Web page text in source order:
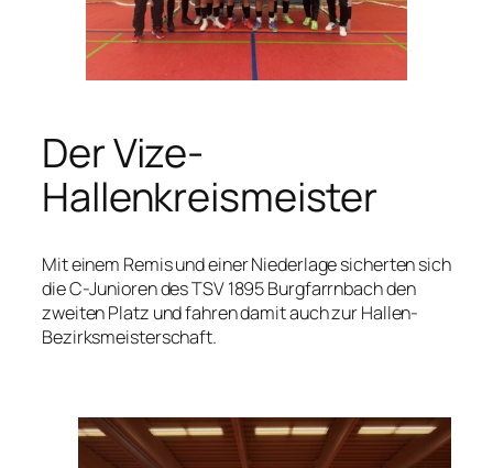
Der Vize-
Hallenkreismeister
Mit einem Remis und einer Niederlage sicherten sich
die C-Junioren des TSV 1895 Burgfarrnbach den
zweiten Platz und fahren damit auch zur Hallen-
Bezirksmeisterschaft.